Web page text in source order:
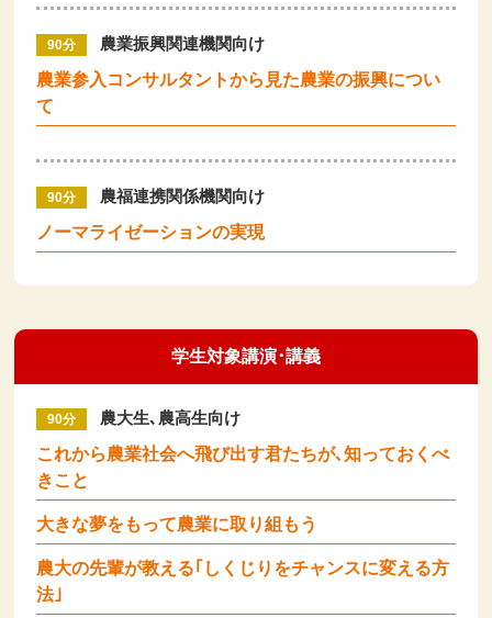
90分
農業振興関連機関向け
農業参入コンサルタントから見た農業の振興につい
て
90分
農福連携関係機関向け
ノーマライゼーションの実現
学生対象講演･講義
90分
農大生､農高生向け
これから農業社会へ飛び出す君たちが､知っておくべ
きこと
大きな夢をもって農業に取り組もう
農大の先輩が教える｢しくじりをチャンスに変える方
法｣